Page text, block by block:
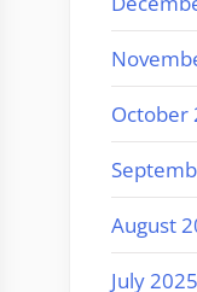
October
August
July 2025